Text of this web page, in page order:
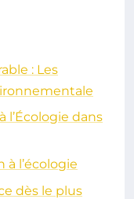
: Les
l’Écologie dans
à l’écologie
dès le plus